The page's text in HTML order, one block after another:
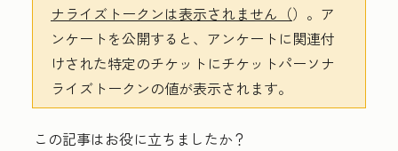
ナライズトークンは表示されません（）。ア
ンケートを公開すると、アンケートに関連付
けされた特定のチケットにチケットパーソナ
ライズトークンの値が表示されます。
この記事はお役に立ちましたか？